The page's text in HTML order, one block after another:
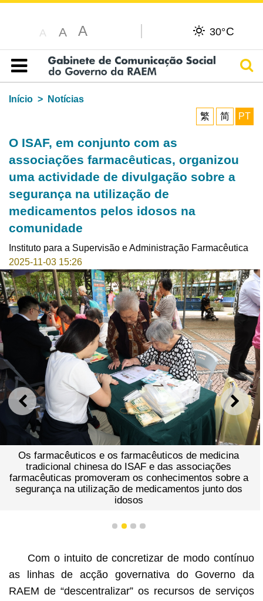
A A A 30°C
Índice
Início
Notícias
繁
简 PT
O ISAF, em conjunto com as
associações farmacêuticas, organizou
uma actividade de divulgação sobre a
segurança na utilização de
medicamentos pelos idosos na
comunidade
Instituto para a Supervisão e Administração Farmacêutica
2025-11-03 15:26
ANTERIOR
Os farmacêuticos e os farmacêuticos de medicina
tradicional chinesa do ISAF e das associações
farmacêuticas promoveram os conhecimentos sobre a
segurança na utilização de medicamentos junto dos
idosos
1 2 3 4
Com o intuito de concretizar de modo contínuo
as linhas de acção governativa do Governo da
RAEM de “descentralizar” os recursos de serviços